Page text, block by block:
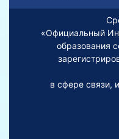
«Официальный
образования
в сфере связи,